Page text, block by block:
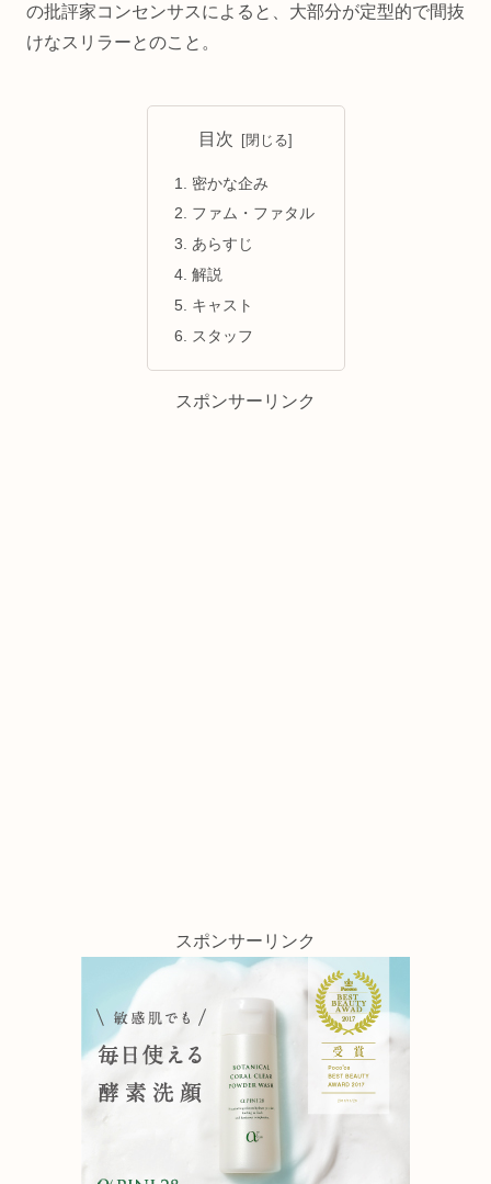
の批評家コンセンサスによると、大部分が定型的で間抜
けなスリラーとのこと。
目次
密かな企み
ファム・ファタル
あらすじ
解説
キャスト
スタッフ
スポンサーリンク
スポンサーリンク